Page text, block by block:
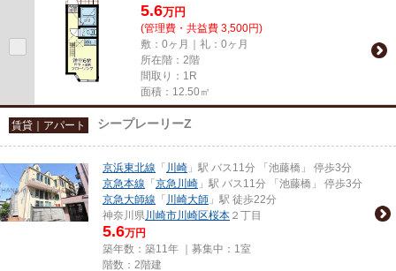
5.6万円
(管理費・共益費 3,500円)
敷：0ヶ月｜礼：0ヶ月
所在階：2階
間取り：1R
面積：12.50㎡
賃貸｜アパート シープレーリーZ
京浜東北線 「 川崎 」駅 バス11分 「池藤橋」 停歩3分
京急本線 「 京急川崎 」駅 バス11分 「池藤橋」 停歩3分
京急大師線 「 川崎大師 」駅 徒歩22分
神奈川県川崎市川崎区桜本 ２丁目
5.6万円
築年数：築11年 ｜募集中： 1室
階数：2階建